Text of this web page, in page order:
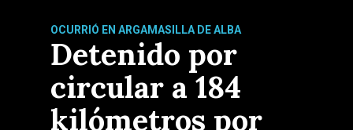
OCURRIÓ EN ARGAMASILLA DE ALBA
Detenido por
circular a 184
kilómetros por